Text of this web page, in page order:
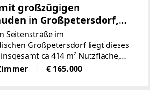
großzügigen
in Großpetersdorf,
Seitenstraße im
Großpetersdorf liegt dieses
ca 414 m² Nutzfläche,
Wohnfläche auf einem Grundstück
Bauland-Geschäftsgebiet und
€ 165.000